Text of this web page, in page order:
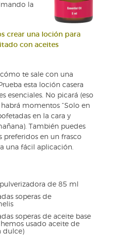
la
crear una loción para
con aceites
te sale con una
esta loción casera
esenciales. No picará (eso
momentos “Solo en
en la cara y
También puedes
preferidos en un frasco
una fácil aplicación.
de 85 ml
soperas de
soperas de aceite base
hemos usado aceite de
dulce)